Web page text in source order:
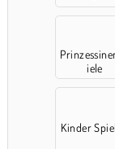
iele
Kinder